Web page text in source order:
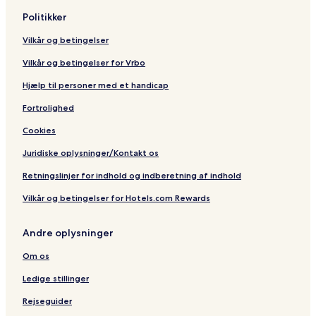
Politikker
Vilkår og betingelser
Vilkår og betingelser for Vrbo
Hjælp til personer med et handicap
Fortrolighed
Cookies
Juridiske oplysninger/Kontakt os
Retningslinjer for indhold og indberetning af indhold
Vilkår og betingelser for Hotels.com Rewards
Andre oplysninger
Om os
Ledige stillinger
Rejseguider